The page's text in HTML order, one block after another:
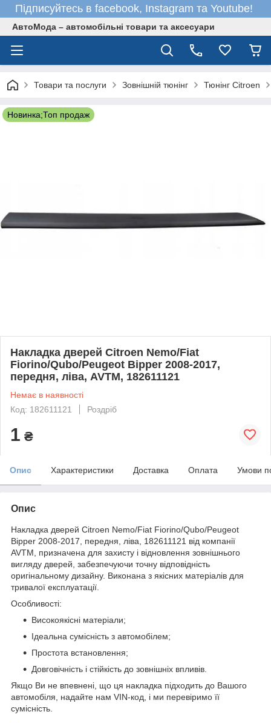
Підписуйтесь в facebook, Instagram та Youtube!
АвтоМода – автомобільні товари та аксесуари
Товари та послуги Зовнішній тюнінг Тюнінг Citroen
Новинка;Топ продаж
Накладка дверей Citroen Nemo/Fiat
Fiorino/Qubo/Peugeot Bipper 2008-2017,
передня, ліва, AVTM, 182611121
Немає в наявності
Код: 182611121
Роздріб
1 ₴
Опис Характеристики Доставка Оплата Умови
Опис
Накладка дверей Citroen Nemo/Fiat Fiorino/Qubo/Peugeot
Bipper 2008-2017, передня, ліва, 182611121 від компанії
AVTM, призначена для захисту і відновлення зовнішнього
вигляду дверей, забезпечуючи точну відповідність
оригінальному дизайну. Виконана з якісних матеріалів для
тривалої експлуатації.
Особливості:
Високоякісні матеріали;
Ідеальна сумісність з автомобілем;
Простота встановлення;
Довговічність і стійкість до зовнішніх впливів.
Якщо Ви не впевнені, що ця накладка підходить до Вашого
автомобіля, надайте нам VIN-код, і ми перевіримо її
сумісність.